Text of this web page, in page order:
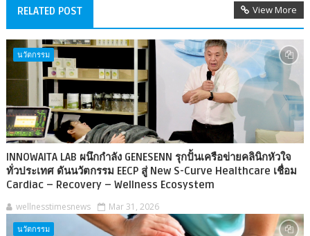
RELATED POST View More
นวัตกรรม
INNOWAITA LAB ผนึกกำลัง GENESENN รุกปั้นเครือข่ายคลินิกหัวใจ
ทั่วประเทศ ดันนวัตกรรม EECP สู่ New S-Curve Healthcare เชื่อม
Cardiac – Recovery – Wellness Ecosystem
wellnesstimesnews Mar 31, 2026
นวัตกรรม